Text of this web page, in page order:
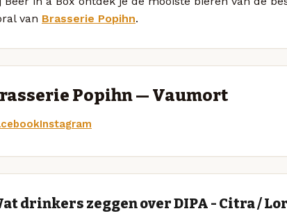
van Brasserie Popihn.
Popihn — Vaumort
Instagram
drinkers zeggen over DIPA - Citra /